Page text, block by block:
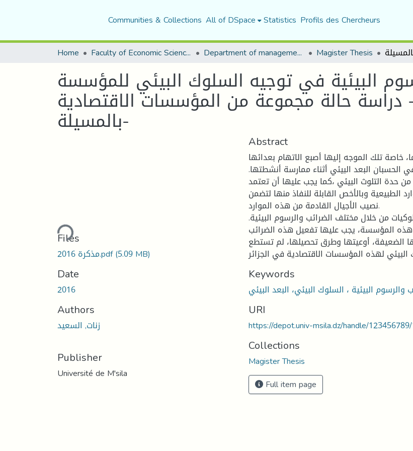
Communities & Collections All of DSpace Statistics Profils des Chercheurs
Home Faculty of Economic Sciences, Commerce and Management Sciences Department of management sciences Magister Thesis
البيئية في توجيه السلوك البيئي للمؤسسة
- دراسة حالة مجموعة من المؤسسات الاقتصادية
بالمسيلة-
Loading...
Files
مذكرة 2016.pdf(5.09 MB)
Date
2016
Authors
زنات, السعید
Publisher
Université de M'sila
Abstract
خاصة تلك الموجه إليها أصبع الاتهام بعدائها
الحسبان البعد البيئي أثناء ممارسة أنشطتها.
حدة التلوث البيئي ،كما يجب عليها أن تعتمد
الطبيعية وبالأخص القابلة للنفاذ منها لتضمن
نصيب الأجيال القادمة من هذه الموارد.
من خلال مختلف الضرائب والرسوم البيئية.
المؤسسة، يجب عليها تفعيل هذه الضرائب
الضعيفة، أوعيتها وطرق تحصيلها، لم تستطع
Keywords
URI
https://depot.univ-msila.dz/handle/
Collections
Magister Thesis
Full item page